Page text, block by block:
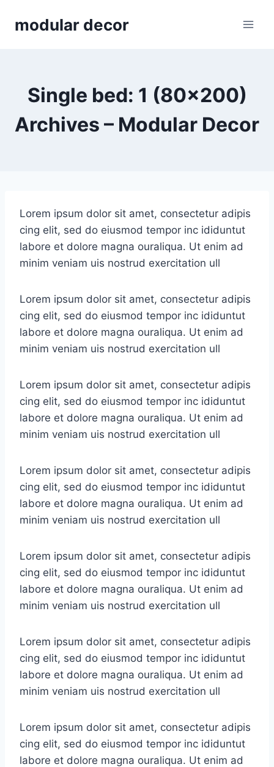
modular decor
Single bed: 1 (80×200)
Archives – Modular Decor
Lorem ipsum dolor sit amet, consectetur adipis
cing elit, sed do eiusmod tempor inc ididuntut
labore et dolore magna ouraliqua. Ut enim ad
minim veniam uis nostrud exercitation ull
Lorem ipsum dolor sit amet, consectetur adipis
cing elit, sed do eiusmod tempor inc ididuntut
labore et dolore magna ouraliqua. Ut enim ad
minim veniam uis nostrud exercitation ull
Lorem ipsum dolor sit amet, consectetur adipis
cing elit, sed do eiusmod tempor inc ididuntut
labore et dolore magna ouraliqua. Ut enim ad
minim veniam uis nostrud exercitation ull
Lorem ipsum dolor sit amet, consectetur adipis
cing elit, sed do eiusmod tempor inc ididuntut
labore et dolore magna ouraliqua. Ut enim ad
minim veniam uis nostrud exercitation ull
Lorem ipsum dolor sit amet, consectetur adipis
cing elit, sed do eiusmod tempor inc ididuntut
labore et dolore magna ouraliqua. Ut enim ad
minim veniam uis nostrud exercitation ull
Lorem ipsum dolor sit amet, consectetur adipis
cing elit, sed do eiusmod tempor inc ididuntut
labore et dolore magna ouraliqua. Ut enim ad
minim veniam uis nostrud exercitation ull
Lorem ipsum dolor sit amet, consectetur adipis
cing elit, sed do eiusmod tempor inc ididuntut
labore et dolore magna ouraliqua. Ut enim ad